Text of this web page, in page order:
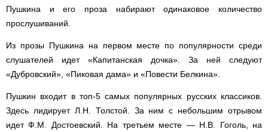
Пушкина и его проза набирают одинаковое количество
прослушиваний.
Из прозы Пушкина на первом месте по популярности среди
слушателей идет «Капитанская дочка». За ней следуют
«Дубровский», «Пиковая дама» и «Повести Белкина».
Пушкин входит в топ-5 самых популярных русских классиков.
Здесь лидирует Л.Н. Толстой. За ним с небольшим отрывом
идет Ф.М. Достоевский. На третьем месте — Н.В. Гоголь, на